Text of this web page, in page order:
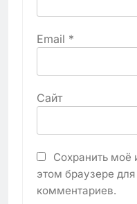
Email *
Сайт
Сохранить моё
этом браузере
комментариев.